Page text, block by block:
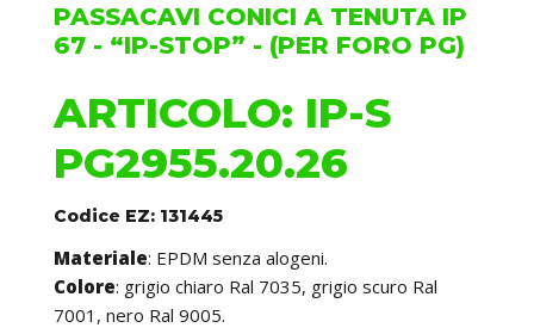
PASSACAVI CONICI A TENUTA IP
67 - “IP-STOP” - (PER FORO PG)
ARTICOLO: IP-S
PG2955.20.26
Codice EZ: 131445
Materiale: EPDM senza alogeni.
Colore: grigio chiaro Ral 7035, grigio scuro Ral
7001, nero Ral 9005.